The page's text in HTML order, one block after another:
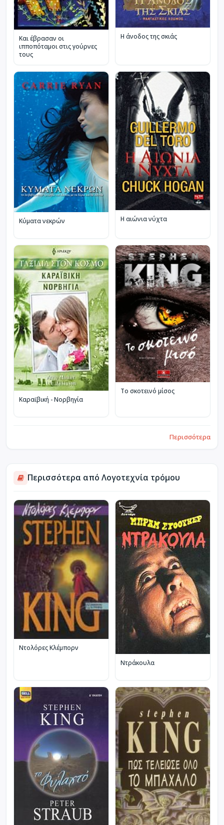
Και έβρασαν οι
ιπποπόταμοι στις γούρνες
τους
Η άνοδος της σκιάς
Κύματα νεκρών Η αιώνια νύχτα
Καραϊβική - Νορβηγία
Το σκοτεινό μίσος
Περισσότερα
Περισσότερα από Λογοτεχνία τρόμου
Ντολόρες Κλέμπορν
Ντράκουλα